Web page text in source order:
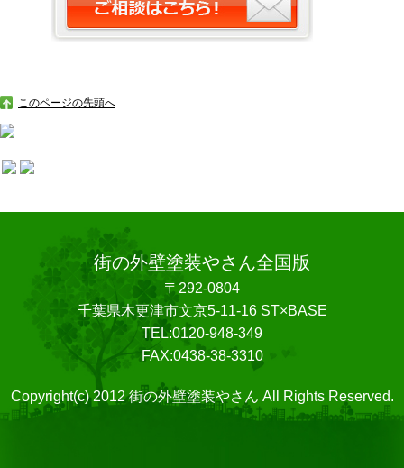
このページの先頭へ
街の外壁塗装やさん全国版
〒292-0804
千葉県木更津市文京5-11-16 ST×BASE
TEL:0120-948-349
FAX:0438-38-3310
Copyright(c) 2012 街の外壁塗装やさん All Rights Reserved.